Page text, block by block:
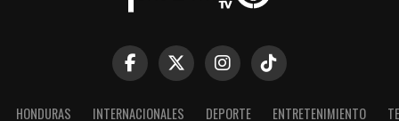
HONDURAS INTERNACIONALES DEPORTE ENTRETENIMIENTO